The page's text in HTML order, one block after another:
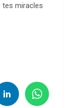
tes miracles